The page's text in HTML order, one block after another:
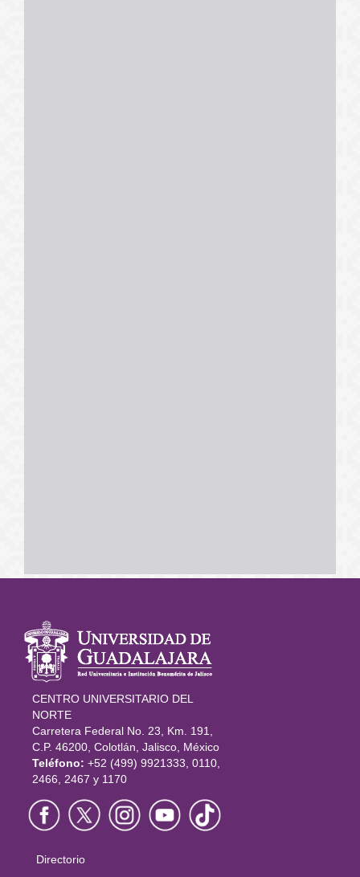
Información
del portal
CENTRO UNIVERSITARIO DEL
NORTE
Carretera Federal No. 23, Km. 191,
C.P. 46200, Colotlán, Jalisco, México
Teléfono: +52 (499) 9921333, 0110,
2466, 2467 y 1170
Menú
Directorio